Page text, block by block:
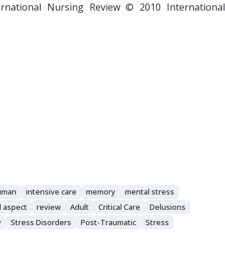
Nursing Review © 2010 International
intensive care memory
mental stress
aspect review Adult Critical Care
Delusions
Stress Disorders Post-Traumatic
Stress